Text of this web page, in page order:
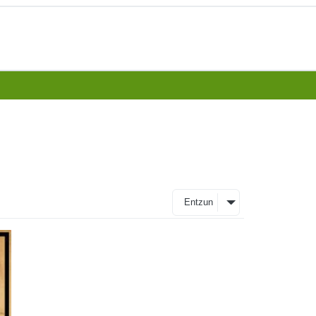
Entzun